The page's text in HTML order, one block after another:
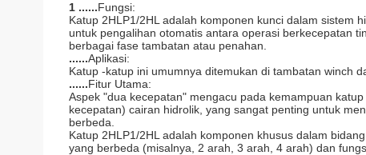
1 ......Fungsi:
Katup 2HLP1/2HL adalah komponen kunci dalam sistem
untuk pengalihan otomatis antara operasi berkecepatan
berbagai fase tambatan atau penahan.
......Aplikasi:
Katup -katup ini umumnya ditemukan di tambatan winch
......Fitur Utama:
Aspek "dua kecepatan" mengacu pada kemampuan
kecepatan) cairan hidrolik, yang sangat penting untuk
berbeda.
Katup 2HLP1/2HL adalah komponen khusus dalam
yang berbeda (misalnya, 2 arah, 3 arah, 4 arah) dan